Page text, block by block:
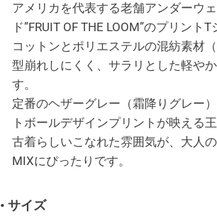
アメリカを代表する老舗アンダーウ
ド”FRUIT OF THE LOOM”のプリントT
コットンとポリエステルの混紡素材
型崩れしにくく、サラリとした軽や
す。
定番のヘザーグレー（霜降りグレー
トボールデザインプリントが映える
古着らしいこなれた雰囲気が、大人
MIXにぴったりです。
• サイズ